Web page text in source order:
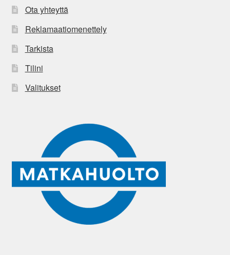
Ota yhteyttä
Reklamaatiomenettely
Tarkista
Tilini
Valitukset